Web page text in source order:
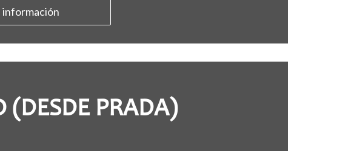
información
(DESDE PRADA)